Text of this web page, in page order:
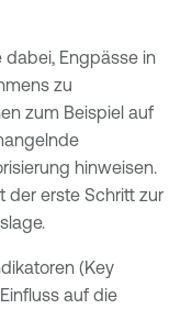
dabei, Engpässe in
zu
zum Beispiel auf
hinweisen.
der erste Schritt zur
(Key
auf die